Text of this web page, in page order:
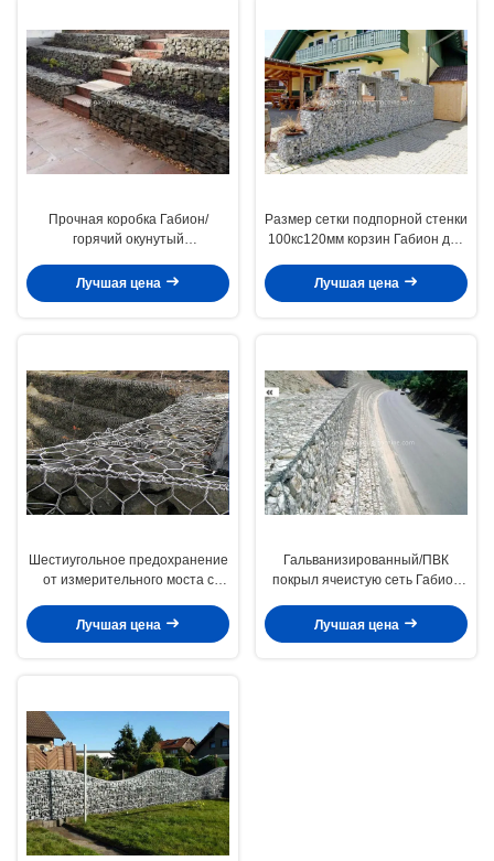
Прочная коробка Габион/
горячий окунутый
размер 2кс1кс1м коробки
предохранения от почвы
Лучшая цена
Размер сетки подпорной стенки
100кс120мм корзин Габион для
Лучшая цена
Шестиугольное предохранение
от измерительного моста с
Габион с горячим окунутым
гальванизированным проводом
Лучшая цена
Гальванизированный/ПВК
покрыл ячеистую сеть Габион
провода камня 2.7мм
Лучшая цена